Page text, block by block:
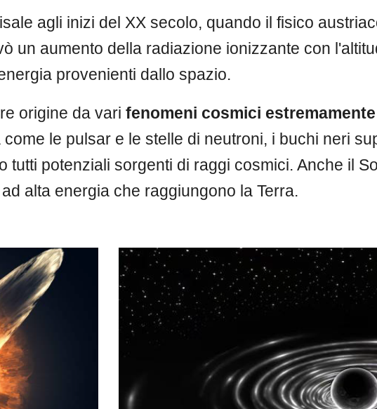
agli inizi del XX secolo, quando il fisico
un aumento della radiazione ionizzante con
provenienti dallo spazio.
origine da vari fenomeni cosmici
le pulsar e le stelle di neutroni, i buchi neri
tutti potenziali sorgenti di raggi cosmici. Anche il
alta energia che raggiungono la Terra.